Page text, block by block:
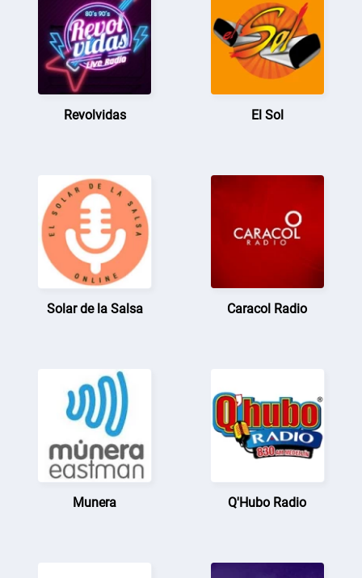
Revolvidas El Sol
Solar de la Salsa Caracol Radio
Munera Q'Hubo Radio